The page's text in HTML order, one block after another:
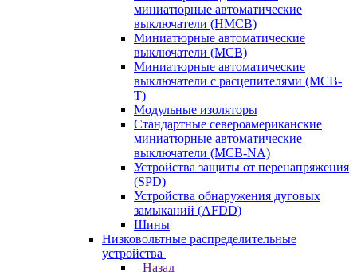
миниатюрные автоматические
выключатели (HMCB)
Миниатюрные автоматические
выключатели (MCB)
Миниатюрные автоматические
выключатели с расцепителями (MCB-
T)
Модульные изоляторы
Стандартные североамериканские
миниатюрные автоматические
выключатели (MCB-NA)
Устройства защиты от перенапряжения
(SPD)
Устройства обнаружения дуговых
замыканий (AFDD)
Шины
Низковольтные распределительные
устройства
Назад